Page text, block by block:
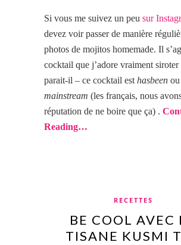
Si vous me suivez un peu sur
devez voir passer de manière
photos de mojitos homemade. Il
cocktail que j’adore vraiment siroter
parait-il – ce cocktail est hasbeen ou
mainstream (les français, nous
réputation de ne boire que ça) .
Reading…
RECETTES
BE COOL AVEC
TISANE KUSMI